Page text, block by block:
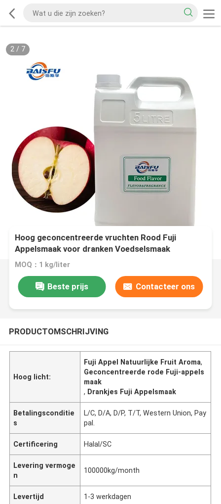
2/ 7
Hoog geconcentreerde vruchten Rood Fuji
Appelsmaak voor dranken Voedselsmaak
MOQ：1 kg/liter
Beste prijs Contacteer ons
PRODUCTOMSCHRIJVING
Hoog licht:
Fuji Appel Natuurlijke Fruit Aroma,
Geconcentreerde rode Fuji-appels
maak
, Drankjes Fuji Appelsmaak
Betalingsconditie
s
L/C, D/A, D/P, T/T, Western Union, Pay
pal.
Certificering Halal/SC
Levering vermoge
n
100000kg/month
Levertijd 1-3 werkdagen